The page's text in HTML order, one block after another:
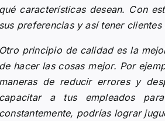
qué características desean. Con
sus preferencias y así tener clientes
Otro principio de calidad es la
de hacer las cosas mejor. Por
maneras de reducir errores y
capacitar a tus empleados
constantemente, podrías lograr